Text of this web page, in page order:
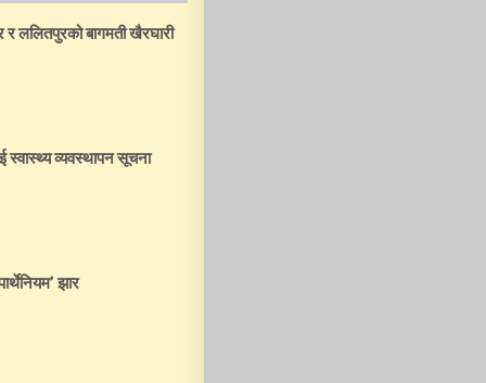
ललितपुरको बागमती खैरघारी
स्वास्थ्य व्यवस्थापन सूचना
झार